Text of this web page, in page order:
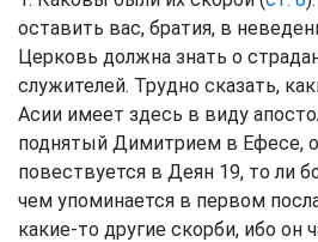
оставить вас, братия, в
Церковь должна знать о
служителей. Трудно сказать,
Асии имеет здесь в виду
поднятый Димитрием в Ефесе,
повествуется в Деян 19, то ли
чем упоминается в первом
какие-то другие скорби, ибо он